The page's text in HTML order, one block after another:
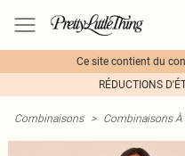
Ce site contient du
RÉDUCTIONS
Combinaisons > Combinaisons À